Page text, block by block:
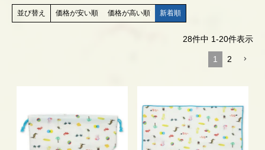
並び替え 価格が安い順 価格が高い順 新着順
28件中 1-20件表示
1 2